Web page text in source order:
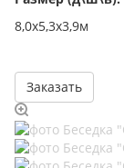
8,0х5,3х3,9м
Заказать